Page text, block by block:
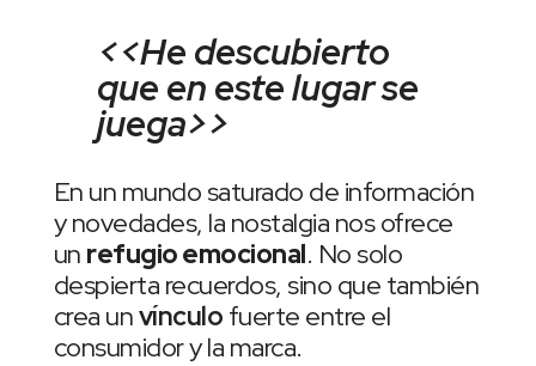
<<He descubierto
que en este lugar se
juega>>
En un mundo saturado de información
y novedades, la nostalgia nos ofrece
un refugio emocional. No solo
despierta recuerdos, sino que también
crea unvínculo fuerte entre el
consumidor y la marca.